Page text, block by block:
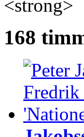
<strong>
168